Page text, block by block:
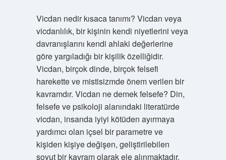
Vicdan nedir kısaca tanımı? Vicdan veya
vicdanlılık, bir kişinin kendi niyetlerini veya
davranışlarını kendi ahlaki değerlerine
göre yargıladığı bir kişilik özelliğidir.
Vicdan, birçok dinde, birçok felsefi
harekette ve mistisizmde önem verilen bir
kavramdır. Vicdan ne demek felsefe? Din,
felsefe ve psikoloji alanındaki literatürde
vicdan, insanda iyiyi kötüden ayırmaya
yardımcı olan içsel bir parametre ve
kişiden kişiye değişen, geliştirilebilen
soyut bir kavram olarak ele alınmaktadır.